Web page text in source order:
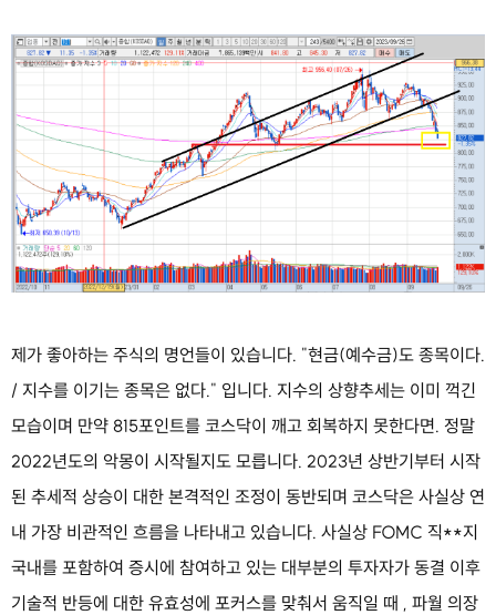
제가 좋아하는 주식의 명언들이 있습니다. "현금(예수금)도 종목이다.
/ 지수를 이기는 종목은 없다." 입니다. 지수의 상향추세는 이미 꺽긴
모습이며 만약 815포인트를 코스닥이 깨고 회복하지 못한다면. 정말
2022년도의 악몽이 시작될지도 모릅니다. 2023년 상반기부터 시작
된 추세적 상승이 대한 본격적인 조정이 동반되며 코스닥은 사실상 연
내 가장 비관적인 흐름을 나타내고 있습니다. 사실상 FOMC 직**지
국내를 포함하여 증시에 참여하고 있는 대부분의 투자자가 동결 이후
기술적 반등에 대한 유효성에 포커스를 맞춰서 움직일 때 , 파월 의장